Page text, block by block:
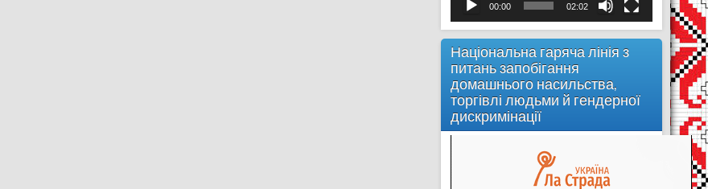
00:00 02:02
Національна гаряча лінія з
питань запобігання
домашнього насильства,
торгівлі людьми й гендерної
дискримінації